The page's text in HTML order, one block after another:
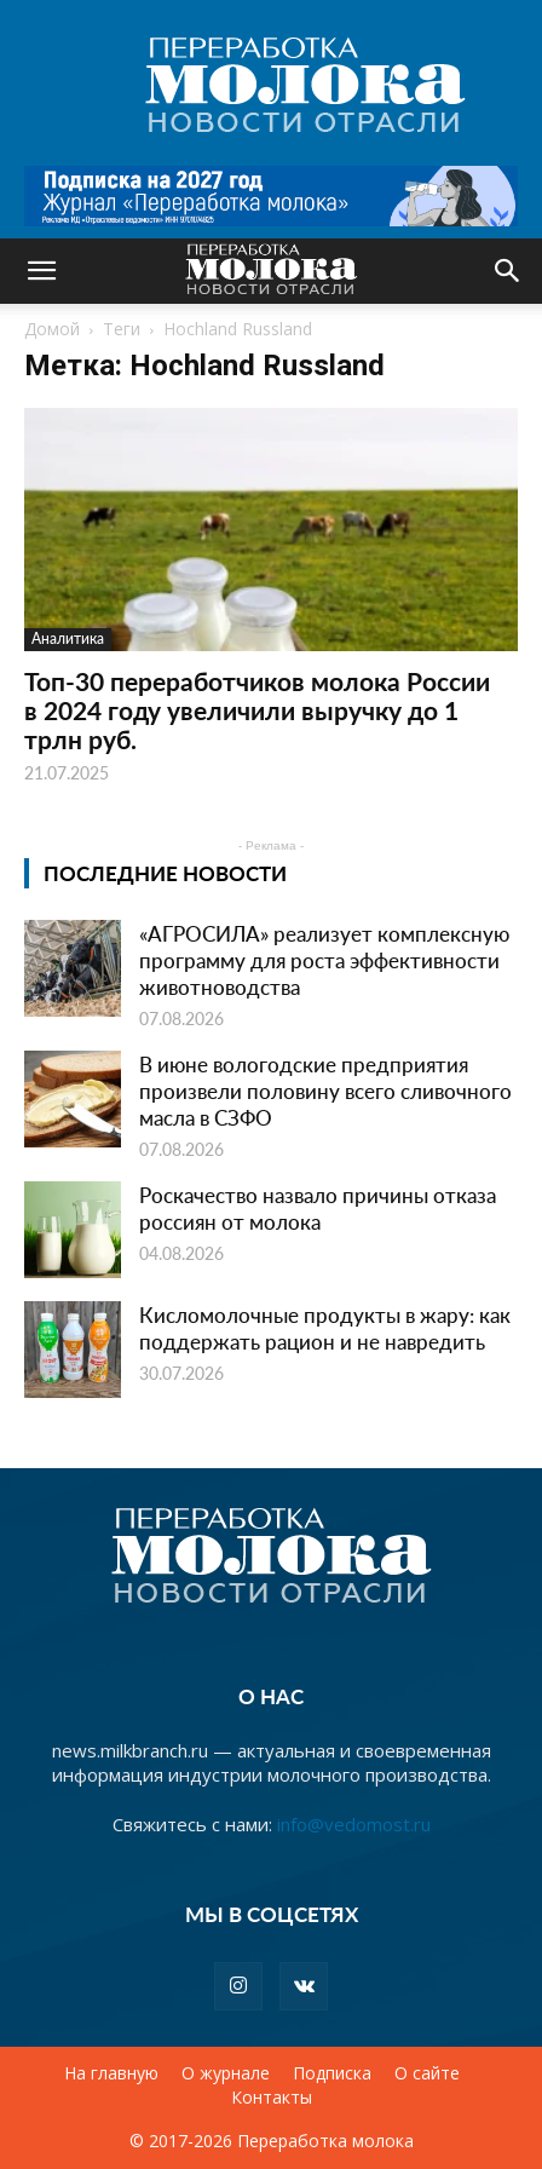
Переработка
молока
|
Новости
Домой Теги Hochland Russland
Метка: Hochland Russland
Аналитика
Топ-30 переработчиков молока России
в 2024 году увеличили выручку до 1
трлн руб.
21.07.2025
- Реклама -
ПОСЛЕДНИЕ НОВОСТИ
«АГРОСИЛА» реализует комплексную
программу для роста эффективности
животноводства
07.08.2026
В июне вологодские предприятия
произвели половину всего сливочного
масла в СЗФО
07.08.2026
Роскачество назвало причины отказа
россиян от молока
04.08.2026
Кисломолочные продукты в жару: как
поддержать рацион и не навредить
30.07.2026
О НАС
news.milkbranch.ru — актуальная и своевременная
информация индустрии молочного производства.
Свяжитесь с нами: info@vedomost.ru
МЫ В СОЦСЕТЯХ
На главную О журнале Подписка
О сайте
Контакты
© 2017-2026 Переработка молока